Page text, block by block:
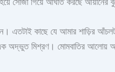
হয়ে সোজা গিয়ে আঘাত করছে আয়ানের
এতটাই কাছে যে আমার শাড়ির
মিশ্রণ। মোমবাতির আলোয়